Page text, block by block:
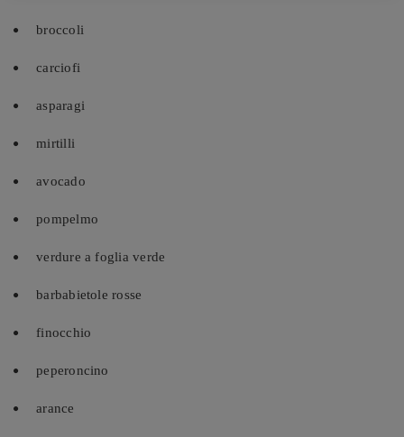
broccoli
carciofi
asparagi
mirtilli
avocado
pompelmo
verdure a foglia verde
barbabietole rosse
finocchio
peperoncino
arance